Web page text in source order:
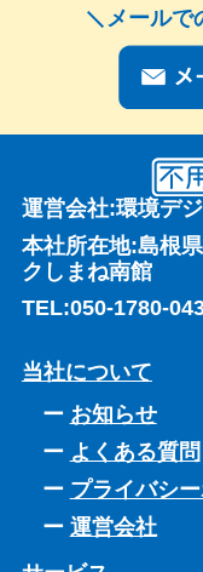
メールで
運営会社:環境デ
本社所在地:島根
クしまね南館
TEL:050-1780-
当社について
お知らせ
よくある質問
プライバシ
運営会社